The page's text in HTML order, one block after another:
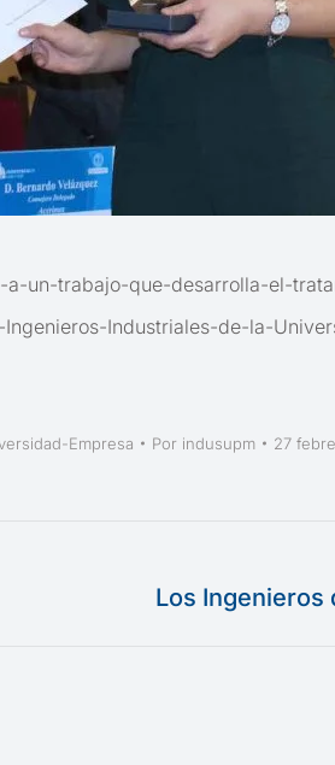
un-trabajo-que-desarrolla-el-
Industriales-de-la-
Empresa Por indusupm 27
PublicaciónLos Ingenieros